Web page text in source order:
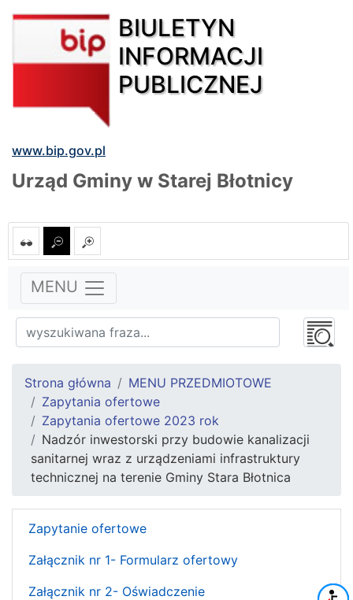
BIULETYN
INFORMACJI
PUBLICZNEJ
www.bip.gov.pl
Urząd Gminy w Starej Błotnicy
MENU
Strona główna
MENU PRZEDMIOTOWE
Zapytania ofertowe
Zapytania ofertowe 2023 rok
Nadzór inwestorski przy budowie kanalizacji
sanitarnej wraz z urządzeniami infrastruktury
technicznej na terenie Gminy Stara Błotnica
Zapytanie ofertowe
Załącznik nr 1- Formularz ofertowy
Załącznik nr 2- Oświadczenie